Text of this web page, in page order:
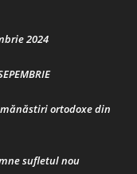
2024
ortodoxe din
sufletul nou